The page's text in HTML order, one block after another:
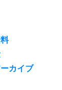
カイブ